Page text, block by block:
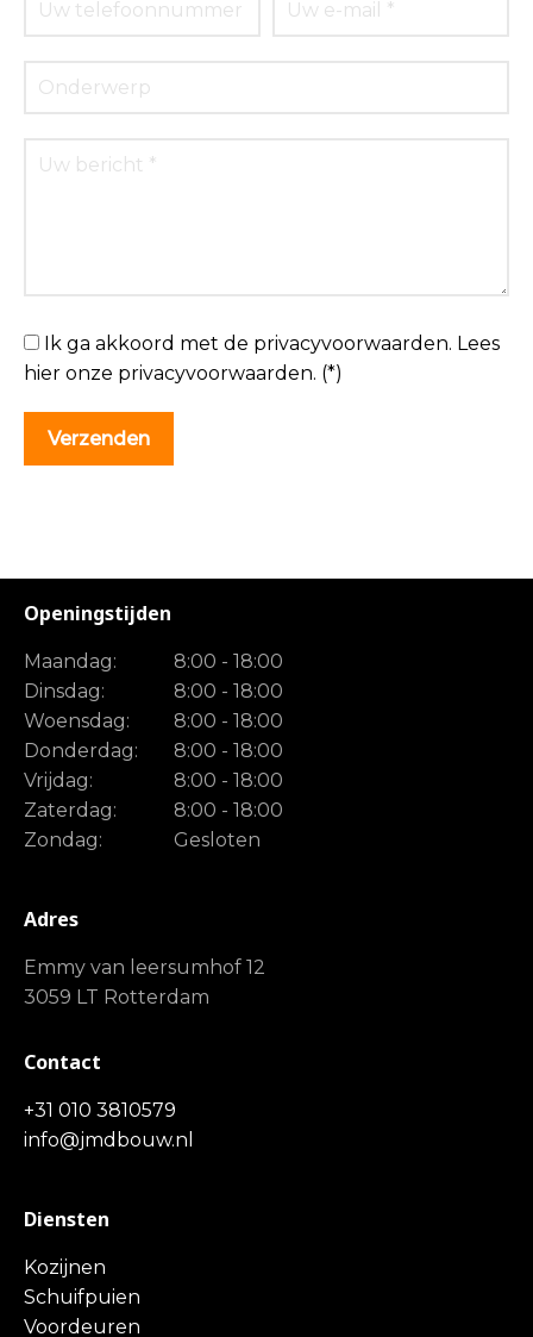
Ik ga akkoord met de privacyvoorwaarden. Lees
hier onze privacyvoorwaarden. (*)
Openingstijden
Maandag:
8:00 - 18:00
Dinsdag:
8:00 - 18:00
Woensdag:
8:00 - 18:00
Donderdag:
8:00 - 18:00
Vrijdag:
8:00 - 18:00
Zaterdag:
8:00 - 18:00
Zondag:
Gesloten
Adres
Emmy van leersumhof 12
3059 LT Rotterdam
Contact
+31 010 3810579
info@jmdbouw.nl
Diensten
Kozijnen
Schuifpuien
Voordeuren